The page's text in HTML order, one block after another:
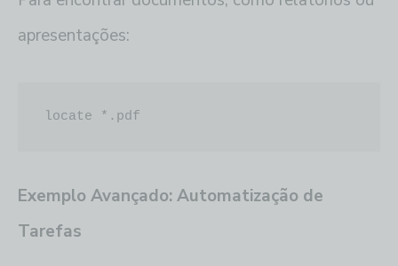
apresentações:
locate *.pdf
Exemplo Avançado: Automatização de
Tarefas